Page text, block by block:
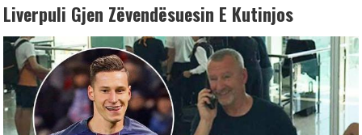
Liverpuli Gjen Zëvendësuesin E Kutinjos